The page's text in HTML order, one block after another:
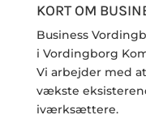
KORT OM
Business
i Vordingborg
Vi arbejder med
vækste
iværksættere.